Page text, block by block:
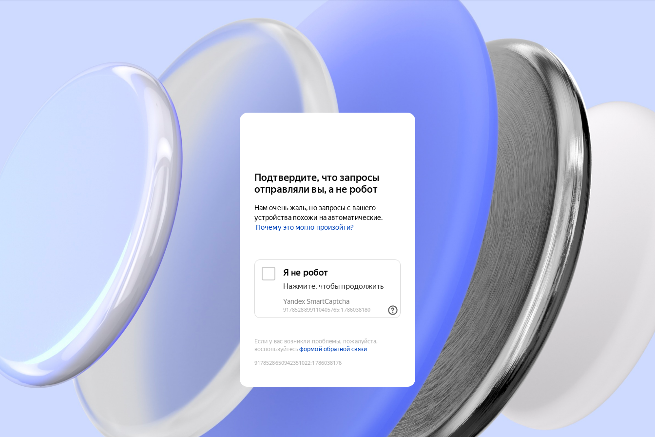
Подтвердите, что запросы
отправляли вы, а не робот
Нам очень жаль, но запросы с вашего
устройства похожи на автоматические.
Почему это могло произойти?
Если у вас возникли проблемы, пожалуйста,
воспользуйтесьформой обратной связи
9178528650942351022:1786038176